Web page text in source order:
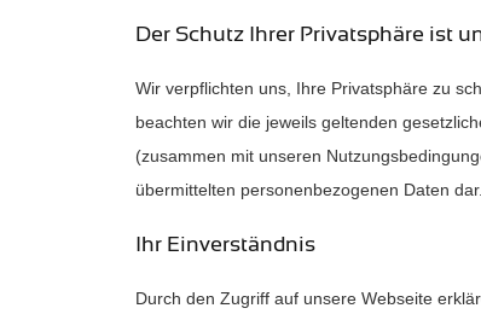
Der Schutz Ihrer Privatsphäre ist
Wir verpflichten uns, Ihre Privatsphäre zu
beachten wir die jeweils geltenden
(zusammen mit unseren
übermittelten personenbezogenen Daten dar.
Ihr Einverständnis
Durch den Zugriff auf unsere Webseite